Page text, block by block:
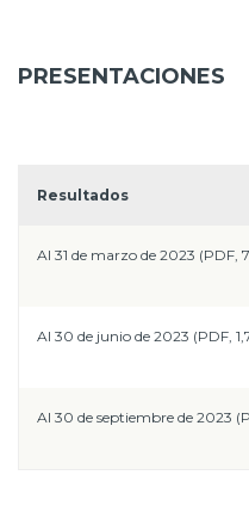
PRESENTACIONES
Resultados
Al 31 de marzo de 2023 (PDF,
Al 30 de junio de 2023 (PDF,
Al 30 de septiembre de 2023